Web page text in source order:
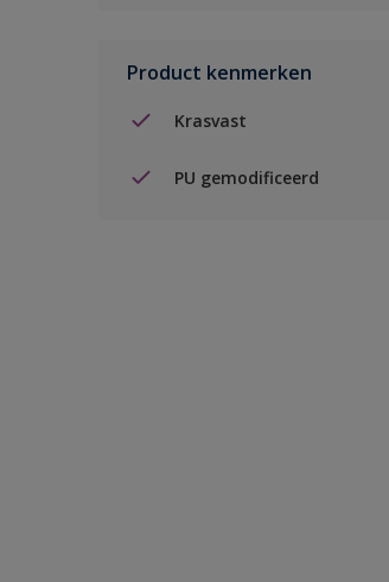
Product kenmerken
Krasvast
PU gemodificeerd